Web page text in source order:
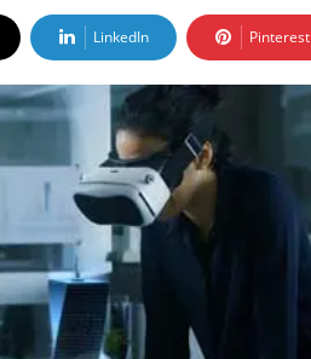
LinkedIn Pinterest